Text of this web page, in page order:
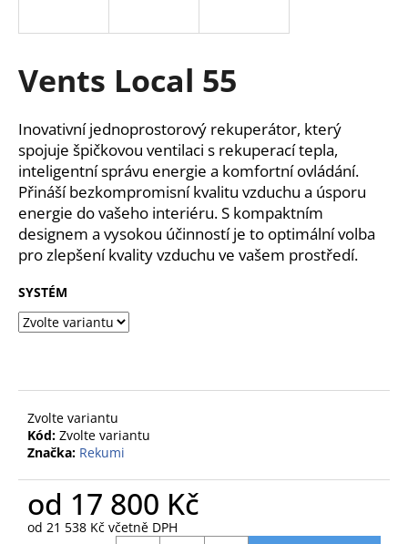
Vents Local 55
Inovativní jednoprostorový rekuperátor, který
spojuje špičkovou ventilaci s rekuperací tepla,
inteligentní správu energie a komfortní ovládání.
Přináší bezkompromisní kvalitu vzduchu a úsporu
energie do vašeho interiéru. S kompaktním
designem a vysokou účinností je to optimální volba
pro zlepšení kvality vzduchu ve vašem prostředí.
SYSTÉM
Zvolte variantu
Kód: Zvolte variantu
Značka: Rekumi
od 17 800 Kč
od 21 538 Kč včetně DPH
í
t
?
HLEDAT
D
o
p
u
u
e